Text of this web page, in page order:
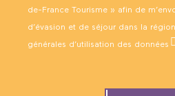
de-France Tourisme » afin de
d’évasion et de séjour dans la
générales d’utilisation des données